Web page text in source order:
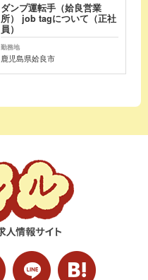
ダンプ運転手（姶良営業
所） job tagについて（正社
員）
勤務地
鹿児島県姶良市